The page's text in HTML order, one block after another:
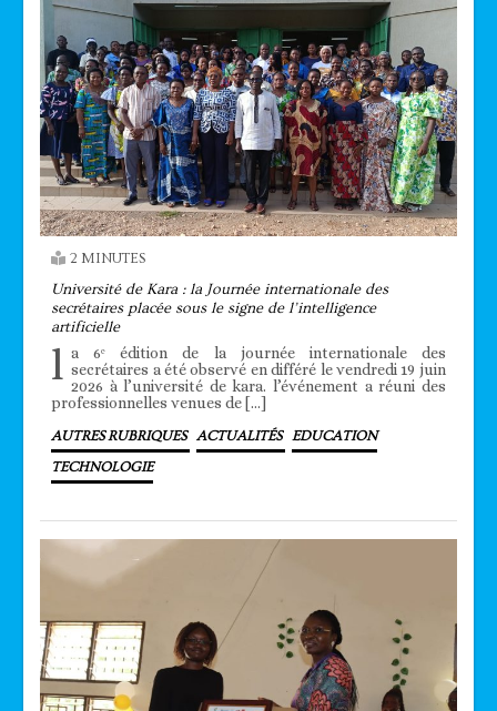
2 MINUTES
Université de Kara : la Journée internationale des
secrétaires placée sous le signe de l’intelligence
artificielle
l a 6ᵉ édition de la journée internationale des
secrétaires a été observé en différé le vendredi 19 juin
2026 à l’université de kara. l’événement a réuni des
professionnelles venues de […]
AUTRES RUBRIQUES ACTUALITÉS EDUCATION
TECHNOLOGIE